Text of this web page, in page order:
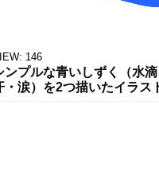
146
ンプルな青いしずく（水
・涙）を2つ描いたイラス